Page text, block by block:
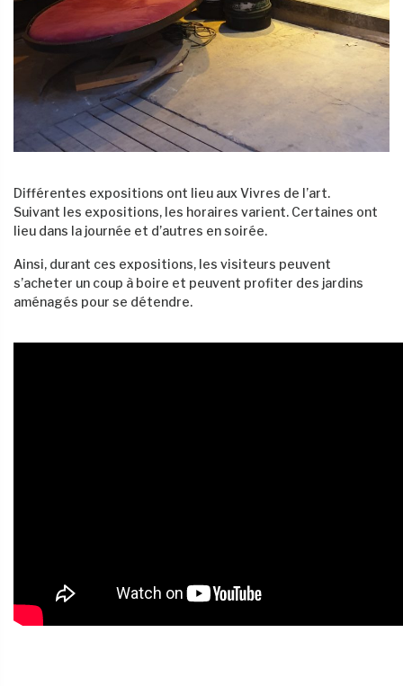
Différentes expositions ont lieu aux Vivres de l’art.
Suivant les expositions, les horaires varient. Certaines ont
lieu dans la journée et d’autres en soirée.
Ainsi, durant ces expositions, les visiteurs peuvent
s’acheter un coup à boire et peuvent profiter des jardins
aménagés pour se détendre.